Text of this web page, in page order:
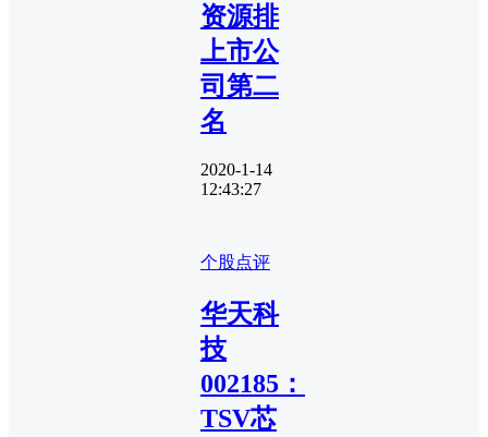
资源排
上市公
司第二
名
2020-1-14
12:43:27
个股点评
华天科
技
002185：
TSV芯